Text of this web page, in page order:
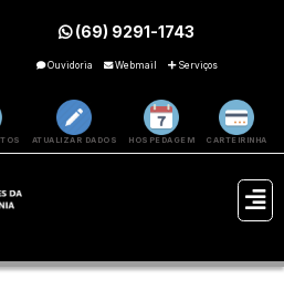
(69) 9291-1743
Ouvidoria Webmail Serviços
ATUALIZAR DADOS HOSPEDAGEM CARTEIRINHA